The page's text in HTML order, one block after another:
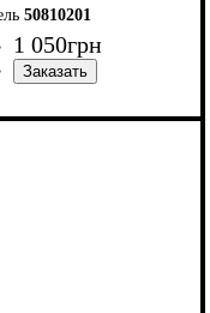
50810201
1 050грн